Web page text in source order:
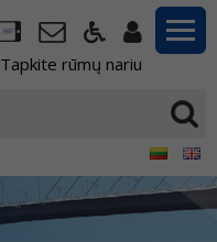
Tapkite rūmų nariu